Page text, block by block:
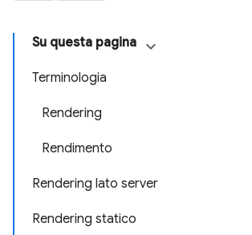
Su questa pagina
Terminologia
Rendering
Rendimento
Rendering lato server
Rendering statico